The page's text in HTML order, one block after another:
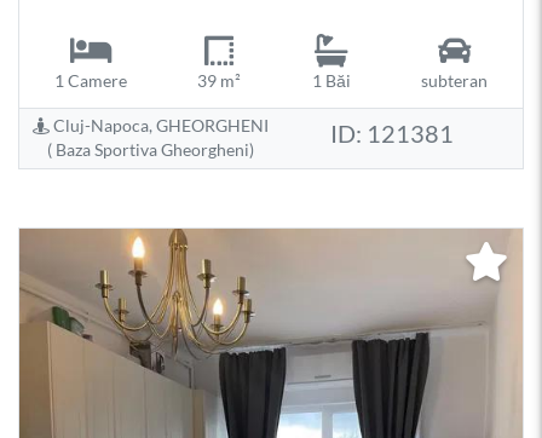
1 Camere 39 m² 1 Băi subteran
Cluj-Napoca, GHEORGHENI
( Baza Sportiva Gheorgheni)
ID: 121381